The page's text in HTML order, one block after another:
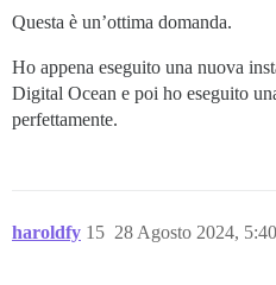
Questa è un’ottima domanda.
Ho appena eseguito una nuova
Digital Ocean e poi ho eseguito
perfettamente.
haroldfy 28 Agosto 2024,
15